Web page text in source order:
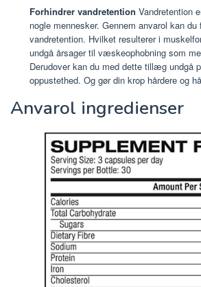
Forhindrer vandretention Vandretention
nogle mennesker. Gennem anvarol kan
vandretention. Hvilket resulterer i
undgå årsager til væskeophobning som
Derudover kan du med dette tillæg undgå
oppustethed. Og gør din krop hårdere og
Anvarol ingredienser